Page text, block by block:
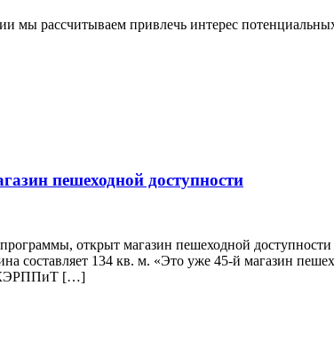
мы рассчитываем привлечь интерес
пешеходной доступности
открыт магазин пешеходной
составляет 134 кв. м. «Это уже 45-й магазин
КЭРППиТ […]